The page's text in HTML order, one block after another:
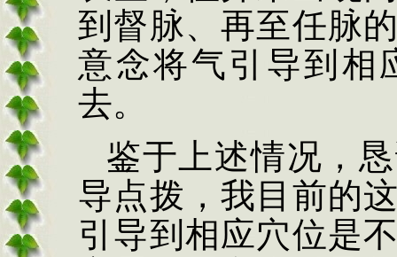
到督脉、再至任脉
意念将气引导到相
去。
鉴于上述情况，
导点拨，我目前的
引导到相应穴位是